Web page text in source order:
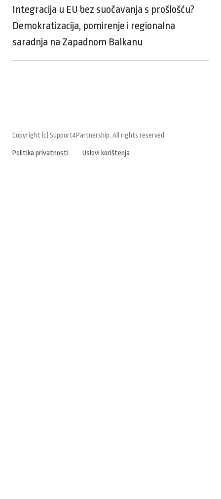
Integracija u EU bez suočavanja s prošlošću?
Demokratizacija, pomirenje i regionalna
saradnja na Zapadnom Balkanu
Copyright (c) Support4Partnership. All rights reserved.
Politika privatnosti Uslovi korištenja